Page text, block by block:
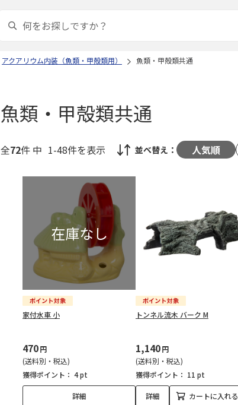
アクアリウム内装（魚類・甲殻類用） 魚類・甲殻類共通
魚類・甲殻類共通
全72件 中 1-48件を表示 並べ替え： 人気順
家付水車 小
470円
(送料別・税込)
獲得ポイント： 4 pt
詳細
トンネル流木 バーク M
1,140円
(送料別・税込)
獲得ポイント： 11 pt
詳細 カートに入れる